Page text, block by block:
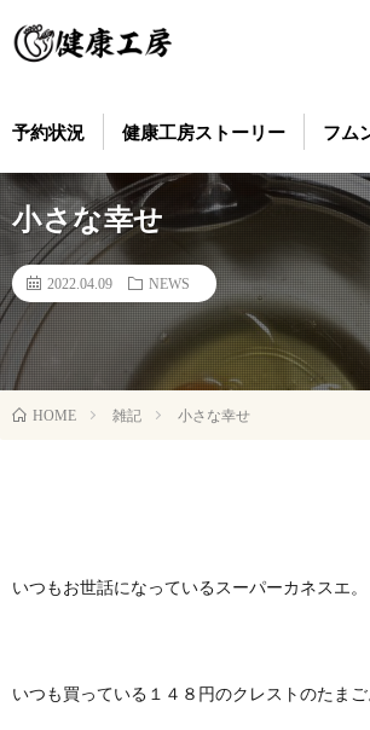
予約状況 健康工房ストーリー フム
小さな幸せ
2022.04.09 NEWS
HOME 雑記 小さな幸せ
いつもお世話になっているスーパーカネスエ。
いつも買っている１４８円のクレストのたまご